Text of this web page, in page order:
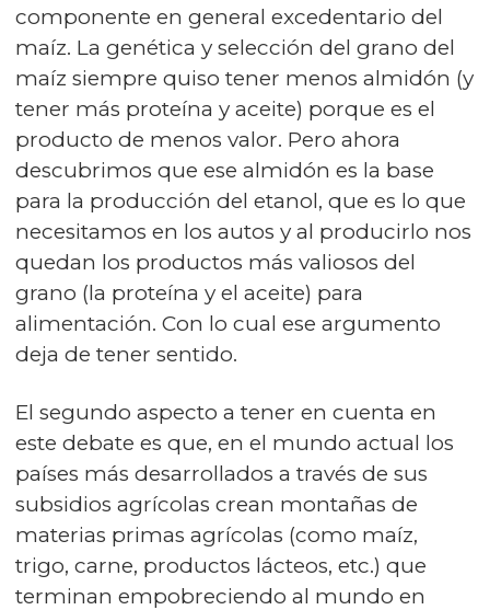
componente en general excedentario del
maíz. La genética y selección del grano del
maíz siempre quiso tener menos almidón (y
tener más proteína y aceite) porque es el
producto de menos valor. Pero ahora
descubrimos que ese almidón es la base
para la producción del etanol, que es lo que
necesitamos en los autos y al producirlo nos
quedan los productos más valiosos del
grano (la proteína y el aceite) para
alimentación. Con lo cual ese argumento
deja de tener sentido.
El segundo aspecto a tener en cuenta en
este debate es que, en el mundo actual los
países más desarrollados a través de sus
subsidios agrícolas crean montañas de
materias primas agrícolas (como maíz,
trigo, carne, productos lácteos, etc.) que
terminan empobreciendo al mundo en